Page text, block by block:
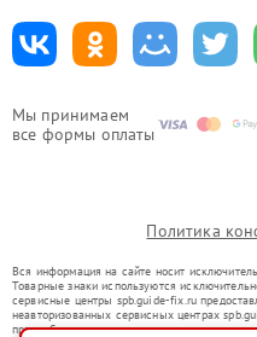
Мы принимаем
все формы оплаты
Политика
Вся информация на сайте носит
Товарные знаки используются
сервисные центры spb.guide-fix.ru
неавторизованных сервисных центрах
правообладателями товарных знаков или